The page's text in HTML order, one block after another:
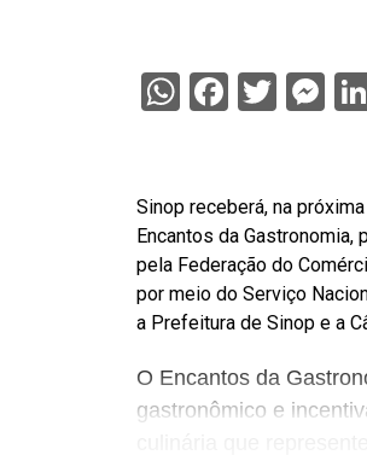
WhatsApp
Sinop receberá, na
Encantos da
pela Federação do
por meio do Serviço
a Prefeitura de Sinop e a
O Encantos da
gastronômico e